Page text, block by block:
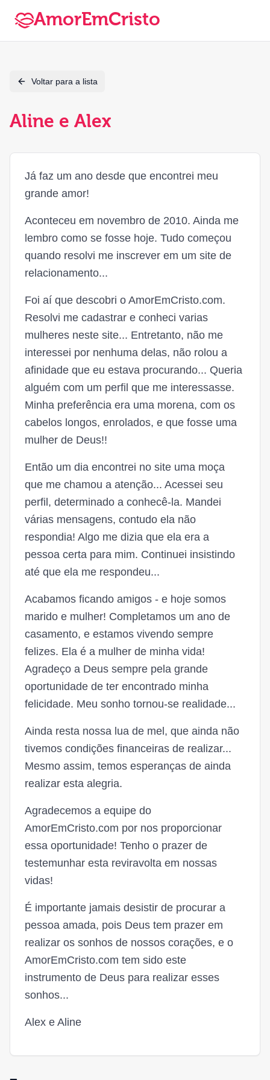
AmorEmCristo
Voltar para a lista
Aline e Alex
Já faz um ano desde que encontrei meu
grande amor!
Aconteceu em novembro de 2010. Ainda me
lembro como se fosse hoje. Tudo começou
quando resolvi me inscrever em um site de
relacionamento...
Foi aí que descobri o AmorEmCristo.com.
Resolvi me cadastrar e conheci varias
mulheres neste site... Entretanto, não me
interessei por nenhuma delas, não rolou a
afinidade que eu estava procurando... Queria
alguém com um perfil que me interessasse.
Minha preferência era uma morena, com os
cabelos longos, enrolados, e que fosse uma
mulher de Deus!!
Então um dia encontrei no site uma moça
que me chamou a atenção... Acessei seu
perfil, determinado a conhecê-la. Mandei
várias mensagens, contudo ela não
respondia! Algo me dizia que ela era a
pessoa certa para mim. Continuei insistindo
até que ela me respondeu...
Acabamos ficando amigos - e hoje somos
marido e mulher! Completamos um ano de
casamento, e estamos vivendo sempre
felizes. Ela é a mulher de minha vida!
Agradeço a Deus sempre pela grande
oportunidade de ter encontrado minha
felicidade. Meu sonho tornou-se realidade...
Ainda resta nossa lua de mel, que ainda não
tivemos condições financeiras de realizar...
Mesmo assim, temos esperanças de ainda
realizar esta alegria.
Agradecemos a equipe do
AmorEmCristo.com por nos proporcionar
essa oportunidade! Tenho o prazer de
testemunhar esta reviravolta em nossas
vidas!
É importante jamais desistir de procurar a
pessoa amada, pois Deus tem prazer em
realizar os sonhos de nossos corações, e o
AmorEmCristo.com tem sido este
instrumento de Deus para realizar esses
sonhos...
Alex e Aline